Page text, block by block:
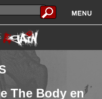
The Body en